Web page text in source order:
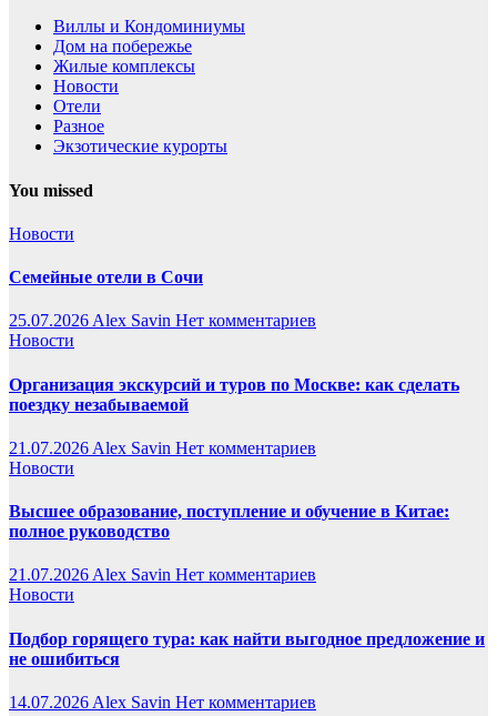
Виллы и Кондоминиумы
Дом на побережье
Жилые комплексы
Новости
Отели
Разное
Экзотические курорты
You missed
Новости
Семейные отели в Сочи
25.07.2026 Alex Savin Нет комментариев
Новости
Организация экскурсий и туров по Москве: как сделать
поездку незабываемой
21.07.2026 Alex Savin Нет комментариев
Новости
Высшее образование, поступление и обучение в Китае:
полное руководство
21.07.2026 Alex Savin Нет комментариев
Новости
Подбор горящего тура: как найти выгодное предложение и
не ошибиться
14.07.2026 Alex Savin Нет комментариев